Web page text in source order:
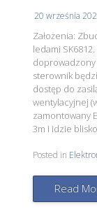
20 września
Założenia:
ledami
doprowadzony
sterownik
dostęp do
wentylacyjnej
zamontowany
3m i idzie
Posted in
Read